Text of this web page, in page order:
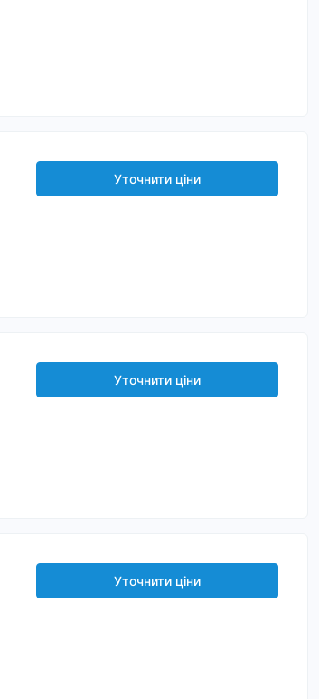
Уточнити ціни
Уточнити ціни
Уточнити ціни